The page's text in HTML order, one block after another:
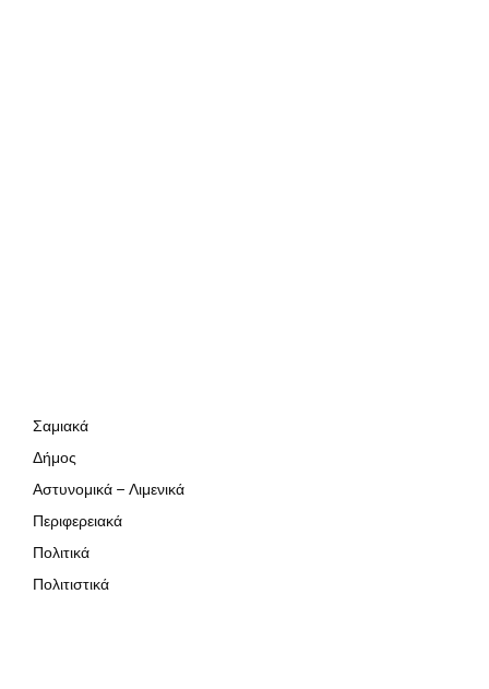
Σαμιακά
Δήμος
Αστυνομικά – Λιμενικά
Περιφερειακά
Πολιτικά
Πολιτιστικά